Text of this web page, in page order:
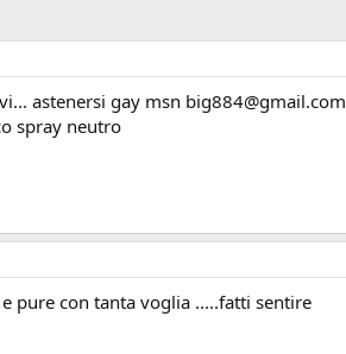
astenersi gay msn big884@gmail.com
spray neutro
pure con tanta voglia .....fatti sentire